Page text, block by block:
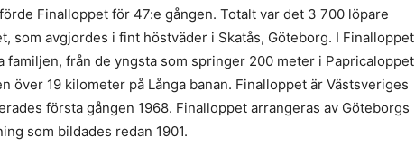
Finalloppet för 47:e gången. Totalt var det 3 700 löpare
som avgjordes i fint höstväder i Skatås, Göteborg. I Finalloppet
familjen, från de yngsta som springer 200 meter i Papricaloppet
över 19 kilometer på Långa banan. Finalloppet är Västsveriges
första gången 1968. Finalloppet arrangeras av Göteborgs
som bildades redan 1901.